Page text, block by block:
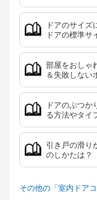
ドアのサイズ
ドアの標準サ
部屋をおしゃ
＆失敗しない
ドアのぶつ
る方法やタイ
引き戸の滑り
のしかたは？
その他の「室内ドア